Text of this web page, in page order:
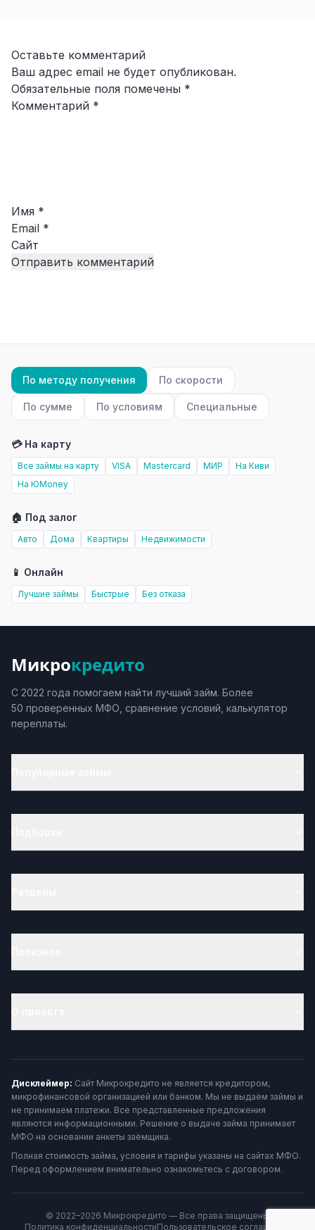
Оставьте комментарий
Ваш адрес email не будет опубликован.
Обязательные поля помечены *
Комментарий *
Имя *
Email *
Сайт
По методу получения По скорости
По сумме По условиям Специальные
💳 На карту
Все займы на карту VISA Mastercard МИР
На Киви
На ЮMoney
🏠 Под залог
Авто Дома Квартиры Недвижимости
📱 Онлайн
Лучшие займы Быстрые Без отказа
Микрокредито
С 2022 года помогаем найти лучший займ. Более
50 проверенных МФО, сравнение условий, калькулятор
переплаты.
Дисклеймер: Сайт Микрокредито не является кредитором,
микрофинансовой организацией или банком. Мы не выдаём займы и
не принимаем платежи. Все представленные предложения
являются информационными. Решение о выдаче займа принимает
МФО на основании анкеты заёмщика.
Полная стоимость займа, условия и тарифы указаны на сайтах МФО.
Перед оформлением внимательно ознакомьтесь с договором.
© 2022–2026 Микрокредито — Все права защищены
Политика конфиденциальностиПользовательское соглашение